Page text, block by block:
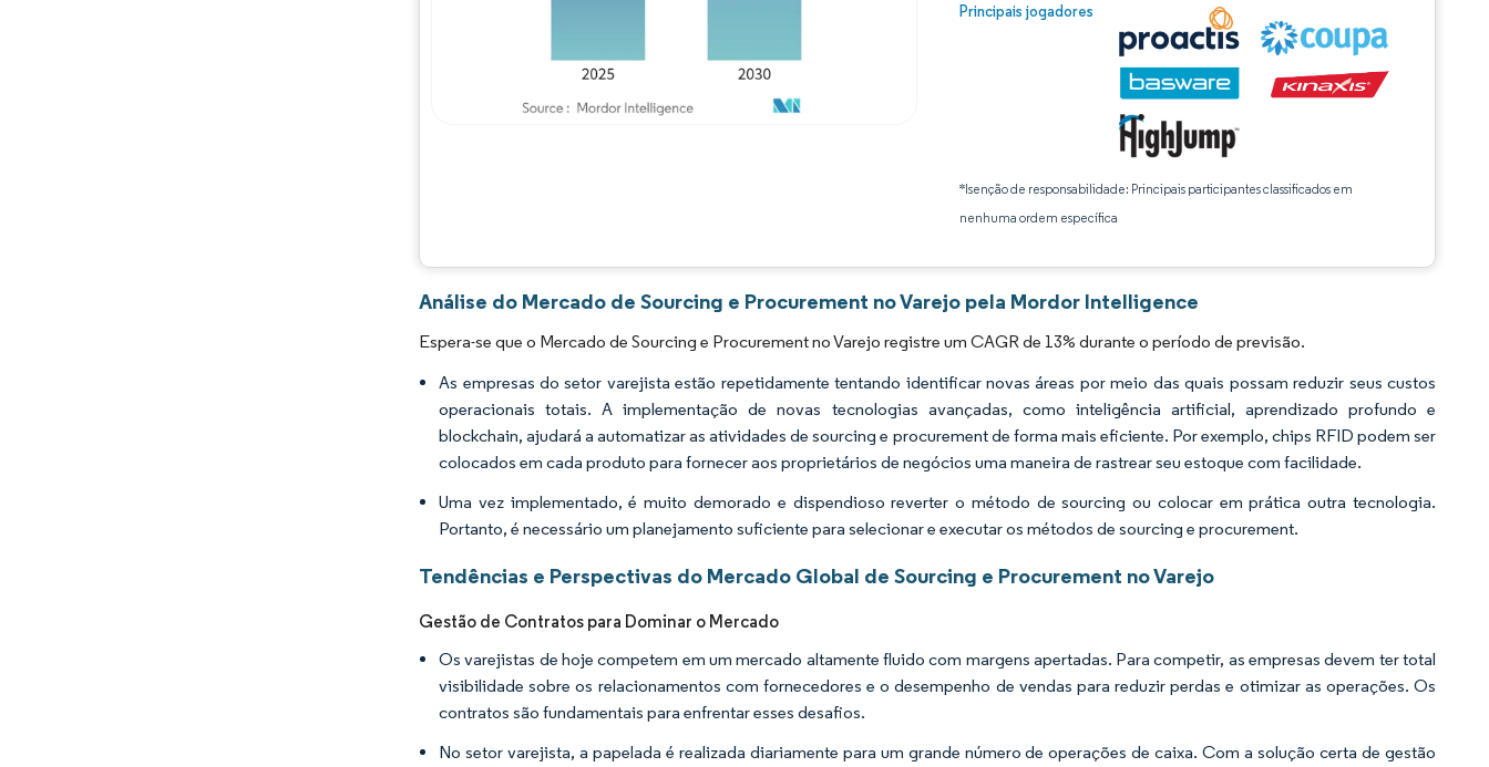
Principais jogadores
*Isenção de responsabilidade: Principais participantes classificados em
nenhuma ordem específica
Análise do Mercado de Sourcing e Procurement no Varejo pela Mordor Intelligence
Espera-se que o Mercado de Sourcing e Procurement no Varejo registre um CAGR de 13% durante o período de previsão.
As empresas do setor varejista estão repetidamente tentando identificar novas áreas por meio das quais possam reduzir seus custos
operacionais totais. A implementação de novas tecnologias avançadas, como inteligência artificial, aprendizado profundo e
blockchain, ajudará a automatizar as atividades de sourcing e procurement de forma mais eficiente. Por exemplo, chips RFID podem ser
colocados em cada produto para fornecer aos proprietários de negócios uma maneira de rastrear seu estoque com facilidade.
Uma vez implementado, é muito demorado e dispendioso reverter o método de sourcing ou colocar em prática outra tecnologia.
Portanto, é necessário um planejamento suficiente para selecionar e executar os métodos de sourcing e procurement.
Tendências e Perspectivas do Mercado Global de Sourcing e Procurement no Varejo
Gestão de Contratos para Dominar o Mercado
Os varejistas de hoje competem em um mercado altamente fluido com margens apertadas. Para competir, as empresas devem ter total
visibilidade sobre os relacionamentos com fornecedores e o desempenho de vendas para reduzir perdas e otimizar as operações. Os
contratos são fundamentais para enfrentar esses desafios.
No setor varejista, a papelada é realizada diariamente para um grande número de operações de caixa. Com a solução certa de gestão